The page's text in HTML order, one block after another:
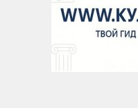
Ургунская
Усть-Чемская